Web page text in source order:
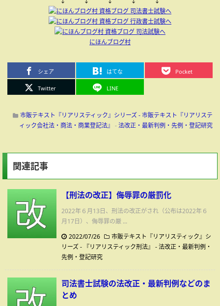
にほんブログ村
シェア はてな Pocket
Twitter LINE
市販テキスト『リアリスティック』シリーズ - 市販テキスト『リアリステ
ィック会社法・商法・商業登記法』 -法改正・最新判例・先例・登記研究
関連記事
【刑法の改正】侮辱罪の厳罰化
2022年６月13日、刑法の改正がされ（公布は2022年６
月17日）、侮辱罪の厳 ...
2022/07/26
市販テキスト『リアリスティック』シ
リーズ - 『リアリスティック刑法』 -法改正・最新判例・
先例・登記研究
司法書士試験の法改正・最新判例などのま
とめ